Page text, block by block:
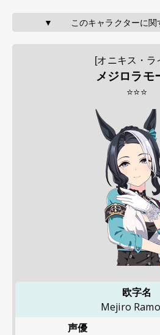
▼       このキャラクターに
[オニキス・ラ
メジロラモ
⭐⭐⭐
欧字名
Mejiro
声優